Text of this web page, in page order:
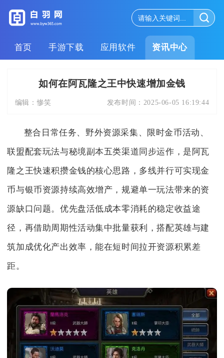
首页 手游下载 应用软件 资讯中心
如何在阿瓦隆之王中快速增加金钱
编辑： 惨笑 发布时间： 2025-06-05 16:19:44
整合日常任务、野外资源采集、限时金币活动、
联盟配套玩法与秘境副本五类渠道同步运作，是阿瓦
隆之王快速积攒金钱的核心思路，多线并行可实现金
币与银币资源持续高效增产，规避单一玩法带来的资
源缺口问题。优先盘活低成本零消耗的稳定收益途
径，再借助周期性活动集中批量获利，搭配英雄与建
筑加成优化产出效率，能在短时间拉开资源积累差
距。